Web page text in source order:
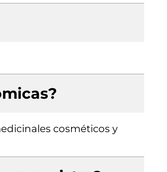
cosméticos y